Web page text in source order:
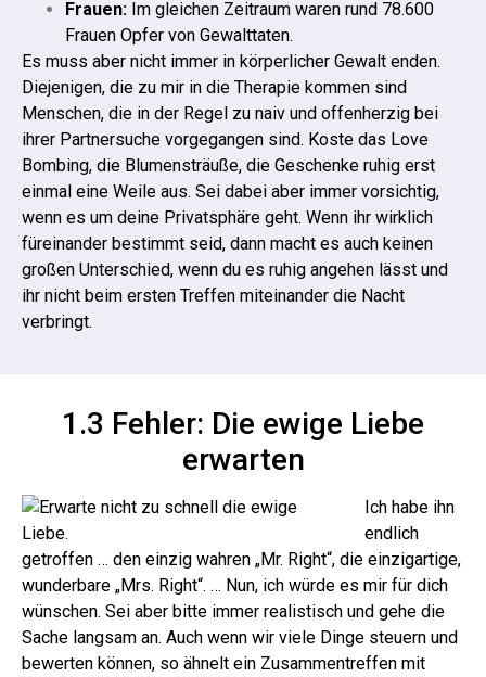
Frauen: Im gleichen Zeitraum waren rund 78.600
Frauen Opfer von Gewalttaten.
Es muss aber nicht immer in körperlicher Gewalt enden.
Diejenigen, die zu mir in die Therapie kommen sind
Menschen, die in der Regel zu naiv und offenherzig bei
ihrer Partnersuche vorgegangen sind. Koste das Love
Bombing, die Blumensträuße, die Geschenke ruhig erst
einmal eine Weile aus. Sei dabei aber immer vorsichtig,
wenn es um deine Privatsphäre geht. Wenn ihr wirklich
füreinander bestimmt seid, dann macht es auch keinen
großen Unterschied, wenn du es ruhig angehen lässt und
ihr nicht beim ersten Treffen miteinander die Nacht
verbringt.
1.3 Fehler: Die ewige Liebe
erwarten
Ich habe ihn
endlich
getroffen … den einzig wahren „Mr. Right“, die einzigartige,
wunderbare „Mrs. Right“. … Nun, ich würde es mir für dich
wünschen. Sei aber bitte immer realistisch und gehe die
Sache langsam an. Auch wenn wir viele Dinge steuern und
bewerten können, so ähnelt ein Zusammentreffen mit